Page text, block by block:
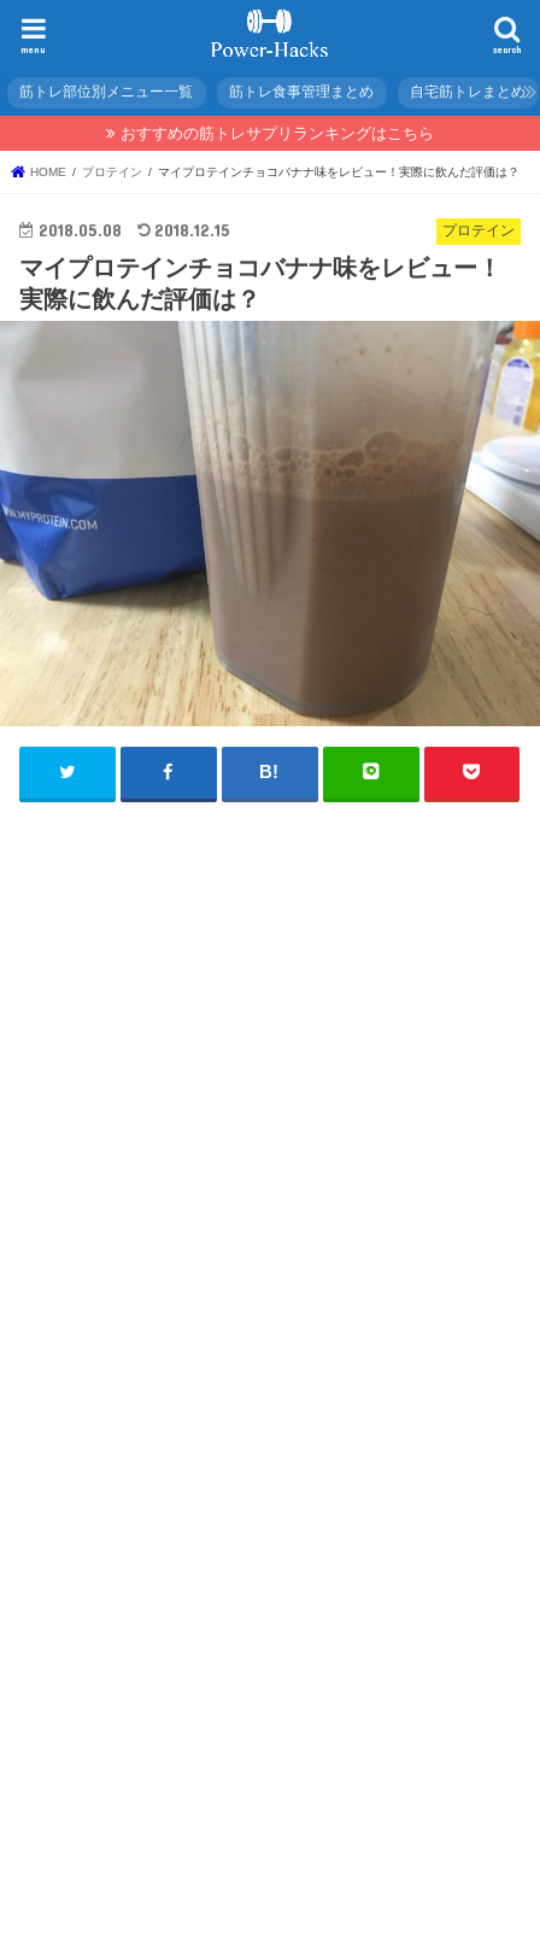
search
menu
筋トレ部位別メニュー一覧 筋トレ食事管理まとめ 自宅筋トレまとめ
おすすめの筋トレサプリランキングはこちら
HOME プロテイン マイプロテインチョコバナナ味をレビュー！実際に飲んだ評価は？
プロテイン
2018.05.08 2018.12.15
マイプロテインチョコバナナ味をレビュー！
実際に飲んだ評価は？